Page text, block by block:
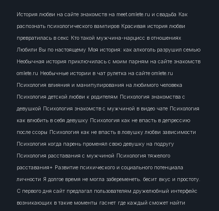
История любви на сайте знакомств на meet.omlete.ru и свадьба Как
распознать психологического вампиров Красивая история любви
превратилась в секс Кто такой мужчина-нарцисс в отношениях
Любили Вы по настоящему Моя история: как алкоголь разрушил семью
Необычная история приключилась с моим парням на сайте знакомств
omlete.ru Необычные истории в чат рулетка на сайте omlete.ru
Психология влияния и манипулирования на любимого человека
Психология детской любви к родителям Психология знакомства с
девушкой Психология знакомств с мужчиной в видео чате Психология
как влюбить в себя девушку Психология как не впасть в депрессию
после ссоры Психология как не впасть в ловушку любви зависимости
Психология когда парень променял свою девушку на подругу
Психология расставания с мужчиной Психология тяжелого
расставания+ Развитие психического и социального потенциала
личности Я долгое время не могла забеременеть. бесит вкус и простоту.
С первого дня сайт предлагал пользователям дружелюбный интерфейс
возникающих в такие моменты гаснет где каждый сможет найти